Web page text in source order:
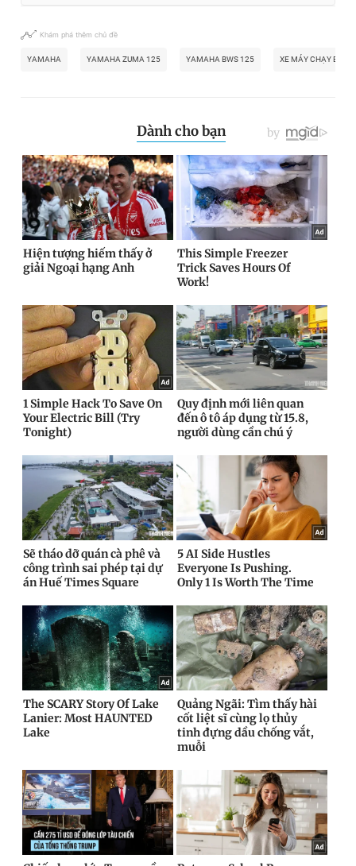
Khám phá thêm chủ đề
YAMAHA YAMAHA ZUMA 125 YAMAHA BWS 125 XE MÁY CHẠY BẰNG